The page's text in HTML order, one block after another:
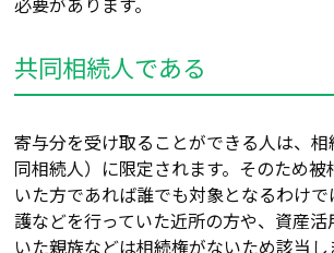
共同相続人である
寄与分を受け取ることができる人は、
同相続人）に限定されます。そのため被
いた方であれば誰でも対象となるわけ
護などを行っていた近所の方や、資産
いた親族などは相続権がないため該当